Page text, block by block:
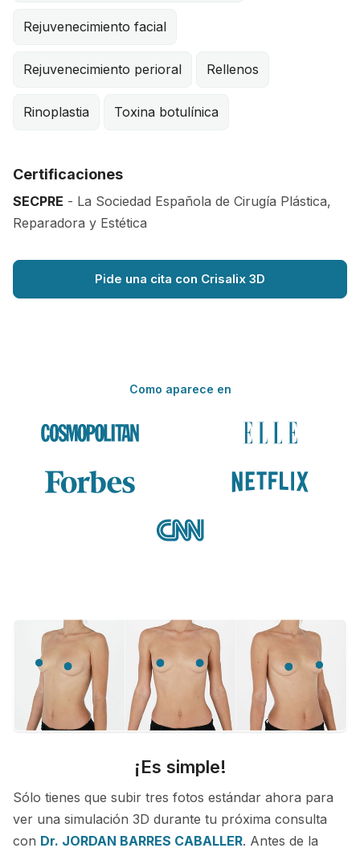
Rejuvenecimiento facial
Rejuvenecimiento perioral Rellenos
Rinoplastia Toxina botulínica
Certificaciones
SECPRE - La Sociedad Española de Cirugía Plástica,
Reparadora y Estética
Pide una cita con Crisalix 3D
Como aparece en
¡Es simple!
Sólo tienes que subir tres fotos estándar ahora para
ver una simulación 3D durante tu próxima consulta
con Dr. JORDAN BARRES CABALLER. Antes de la